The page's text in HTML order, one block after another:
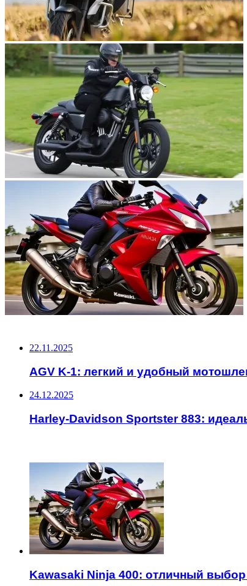
22.11.2025
AGV K-1: легкий и удобный
24.12.2025
Harley-Davidson Sportster 883:
Kawasaki Ninja 400: отличный